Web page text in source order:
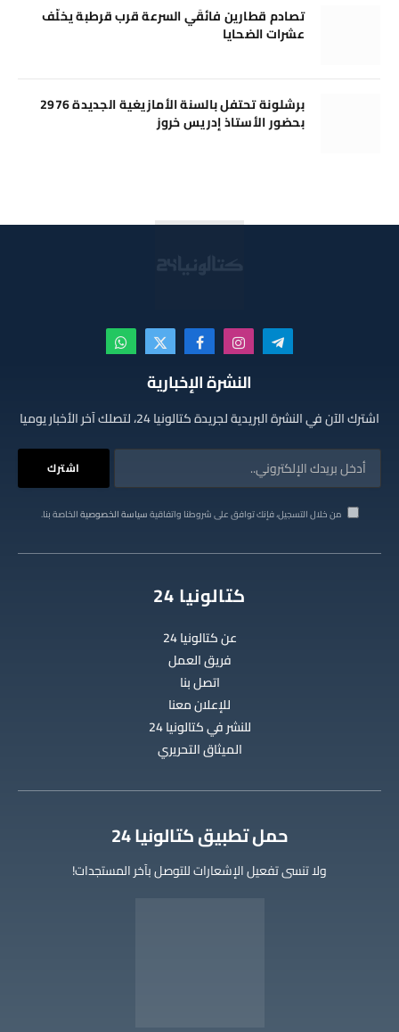
تصادم قطارين فائقَي السرعة قرب قرطبة يخلّف
عشرات الضحايا
برشلونة تحتفل بالسنة الأمازيغية الجديدة 2976
بحضور الأستاذ إدريس خروز
تيلقرام الانستغرامفيسبوكX
(Twitter)
واتساب
النشرة الإخبارية
اشترك الآن في النشرة البريدية لجريدة كتالونيا 24، لتصلك آخر الأخبار يوميا
من خلال التسجيل، فإنك توافق على شروطنا واتفاقيةسياسة الخصوصيةالخاصة بنا.
كتالونيا 24
عن كتالونيا 24
فريق العمل
اتصل بنا
للإعلان معنا
للنشر في كتالونيا 24
الميثاق التحريري
‫حمل تطبيق كتالونيا 24
ولا تنسى تفعيل الإشعارات للتوصل بآخر المستجدات!